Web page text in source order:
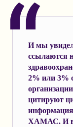
И мы
ссылаются
2% или 3%
цитируют
ХАМАС. И